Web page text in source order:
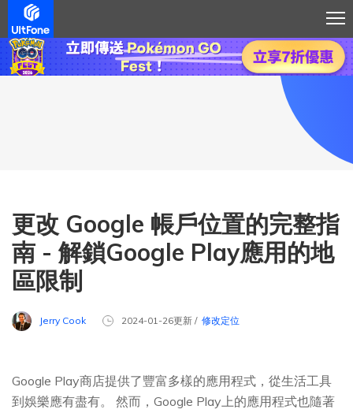
更改 Google 帳戶位置的完整指
南 - 解鎖Google Play應用的地
區限制
Jerry Cook 2024-01-26更新 / 修改定位
Google Play商店提供了豐富多樣的應用程式，從生活工具
到娛樂應有盡有。 然而，Google Play上的應用程式也隨著